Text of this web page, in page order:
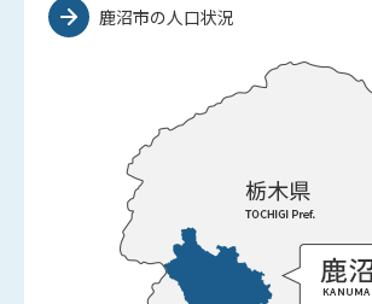
鹿沼市の人口状況